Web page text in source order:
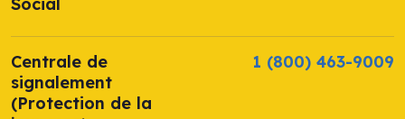
Social
Centrale de
signalement
(Protection de la
1 (800) 463-9009